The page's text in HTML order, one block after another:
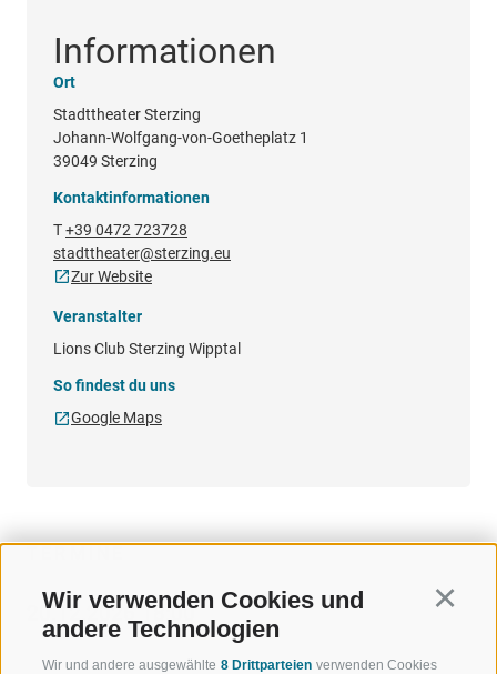
Wir verwenden Cookies und
andere Technologien
Wir und andere ausgewählte 8 Drittparteien verwenden Cookies
Informationen
Ort
Stadttheater Sterzing
Johann-Wolfgang-von-Goetheplatz 1
39049 Sterzing
Kontaktinformationen
T+39 0472 723728
stadttheater@sterzing.eu
Zur Website
Veranstalter
Lions Club Sterzing Wipptal
So findest du uns
Google Maps
20.12.2026 18:00